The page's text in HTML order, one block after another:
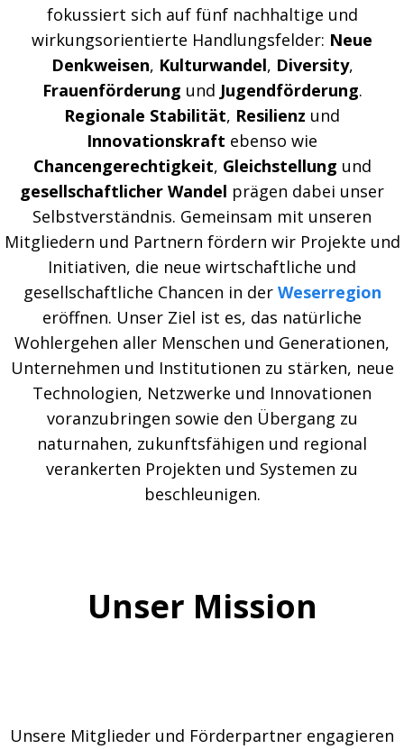
fokussiert sich auf fünf nachhaltige und
wirkungsorientierte Handlungsfelder: Neue
Denkweisen, Kulturwandel, Diversity,
Frauenförderung und Jugendförderung.
Regionale Stabilität, Resilienz und
Innovationskraft ebenso wie
Chancengerechtigkeit, Gleichstellung und
gesellschaftlicher Wandel prägen dabei unser
Selbstverständnis. Gemeinsam mit unseren
Mitgliedern und Partnern fördern wir Projekte und
Initiativen, die neue wirtschaftliche und
gesellschaftliche Chancen in der Weserregion
eröffnen. Unser Ziel ist es, das natürliche
Wohlergehen aller Menschen und Generationen,
Unternehmen und Institutionen zu stärken, neue
Technologien, Netzwerke und Innovationen
voranzubringen sowie den Übergang zu
naturnahen, zukunftsfähigen und regional
verankerten Projekten und Systemen zu
beschleunigen.
Unser Mission
Unsere Mitglieder und Förderpartner engagieren